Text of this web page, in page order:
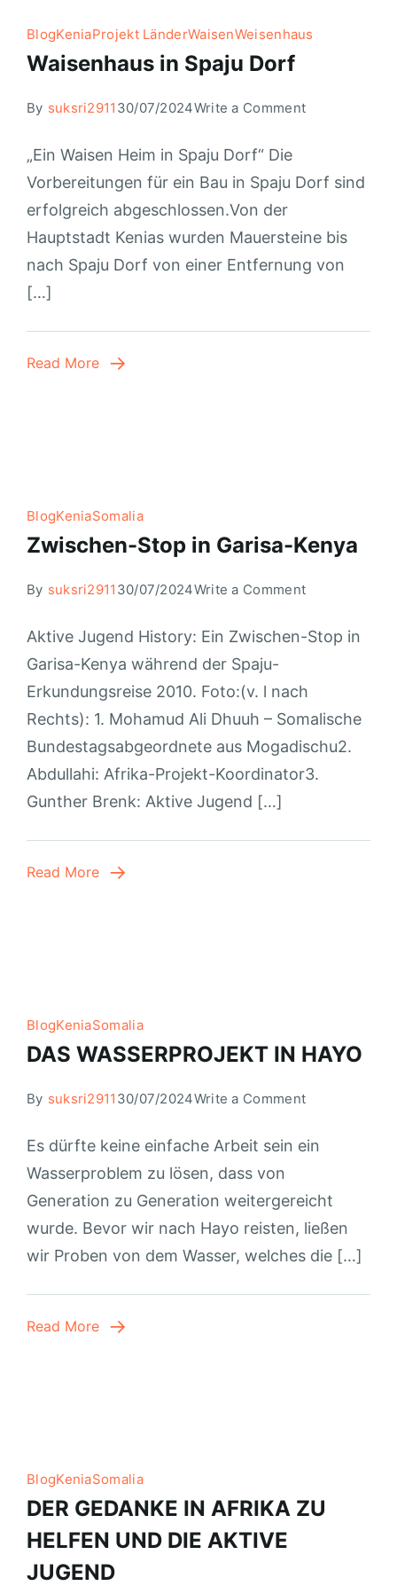
BlogKeniaProjekt LänderWaisenWeisenhaus
Waisenhaus in Spaju Dorf
By suksri2911 30/07/2024Write a Comment
„Ein Waisen Heim in Spaju Dorf“ Die
Vorbereitungen für ein Bau in Spaju Dorf sind
erfolgreich abgeschlossen.Von der
Hauptstadt Kenias wurden Mauersteine bis
nach Spaju Dorf von einer Entfernung von
[…]
Read More
BlogKeniaSomalia
Zwischen-Stop in Garisa-Kenya
By suksri2911 30/07/2024Write a Comment
Aktive Jugend History: Ein Zwischen-Stop in
Garisa-Kenya während der Spaju-
Erkundungsreise 2010. Foto:(v. l nach
Rechts): 1. Mohamud Ali Dhuuh – Somalische
Bundestagsabgeordnete aus Mogadischu2.
Abdullahi: Afrika-Projekt-Koordinator3.
Gunther Brenk: Aktive Jugend […]
Read More
BlogKeniaSomalia
DAS WASSERPROJEKT IN HAYO
By suksri2911 30/07/2024Write a Comment
Es dürfte keine einfache Arbeit sein ein
Wasserproblem zu lösen, dass von
Generation zu Generation weitergereicht
wurde. Bevor wir nach Hayo reisten, ließen
wir Proben von dem Wasser, welches die […]
Read More
BlogKeniaSomalia
DER GEDANKE IN AFRIKA ZU
HELFEN UND DIE AKTIVE
JUGEND